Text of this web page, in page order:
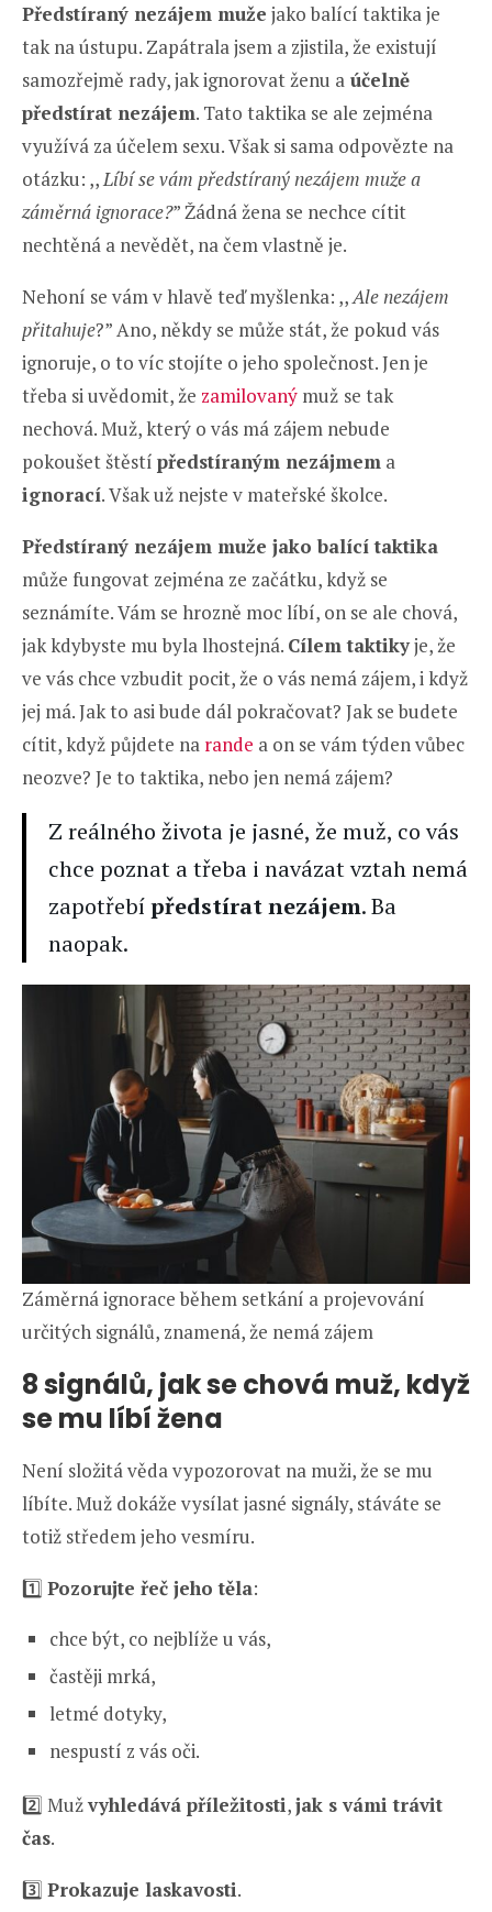
Předstíraný nezájem muže jako balící taktika je
tak na ústupu. Zapátrala jsem a zjistila, že existují
samozřejmě rady, jak ignorovat ženu a účelně
předstírat nezájem. Tato taktika se ale zejména
využívá za účelem sexu. Však si sama odpovězte na
otázku: ,,Líbí se vám předstíraný nezájem muže a
záměrná ignorace?” Žádná žena se nechce cítit
nechtěná a nevědět, na čem vlastně je.
Nehoní se vám v hlavě teď myšlenka: ,,Ale nezájem
přitahuje?” Ano, někdy se může stát, že pokud vás
ignoruje, o to víc stojíte o jeho společnost. Jen je
třeba si uvědomit, že zamilovaný muž se tak
nechová. Muž, který o vás má zájem nebude
pokoušet štěstí předstíraným nezájmem a
ignorací. Však už nejste v mateřské školce.
Předstíraný nezájem muže jako balící taktika
může fungovat zejména ze začátku, když se
seznámíte. Vám se hrozně moc líbí, on se ale chová,
jak kdybyste mu byla lhostejná. Cílem taktikyje, že
ve vás chce vzbudit pocit, že o vás nemá zájem, i když
jej má. Jak to asi bude dál pokračovat? Jak se budete
cítit, když půjdete na rande a on se vám týden vůbec
neozve? Je to taktika, nebo jen nemá zájem?
Z reálného života je jasné, že muž, co vás
chce poznat a třeba i navázat vztah nemá
zapotřebípředstírat nezájem. Ba
naopak.
Záměrná ignorace během setkání a projevování
určitých signálů, znamená, že nemá zájem
8 signálů, jak se chová muž, když
se mu líbí žena
Není složitá věda vypozorovat na muži, že se mu
líbíte. Muž dokáže vysílat jasné signály, stáváte se
totiž středem jeho vesmíru.
1️⃣ Pozorujte řeč jeho těla:
chce být, co nejblíže u vás,
častěji mrká,
letmé dotyky,
nespustí z vás oči.
2️⃣ Mužvyhledává příležitosti,jak s vámi trávit
čas.
3️⃣ Prokazuje laskavosti.